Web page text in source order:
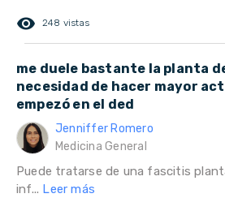
remove_red_eye 248 vistas
me duele bastante la planta
necesidad de hacer mayor
empezó en el ded
Jenniffer Romero
Medicina General
Puede tratarse de una fascitis
inf... Leer más